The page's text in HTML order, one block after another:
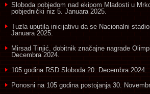
Sloboda pobjedom nad ekipom Mladosti u
pobjednički niz 5. Januara 2025.
Tuzla uputila inicijativu da se Nacionalni
Januara 2025.
Mirsad Tinjić, dobitnik značajne nagrade
Decembra 2024.
105 godina RSD Sloboda 20. Decembra 2024.
Ponosni na 105 godina postojanja 30.